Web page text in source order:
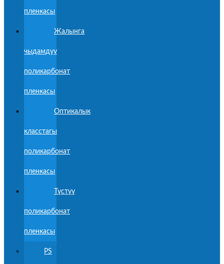
пленкасы
Жалынга
чыдамдуу
поликарбонат
пленкасы
Оптикалык
класстагы
поликарбонат
пленкасы
Түстүү
поликарбонат
пленкасы
PS